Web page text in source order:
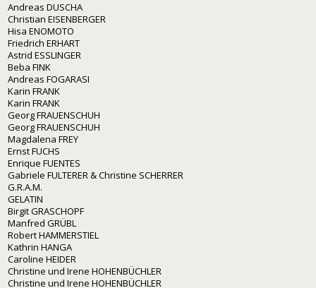
Andreas DUSCHA
Christian EISENBERGER
Hisa ENOMOTO
Friedrich ERHART
Astrid ESSLINGER
Beba FINK
Andreas FOGARASI
Karin FRANK
Karin FRANK
Georg FRAUENSCHUH
Georg FRAUENSCHUH
Magdalena FREY
Ernst FUCHS
Enrique FUENTES
Gabriele FULTERER & Christine SCHERRER
G.R.A.M.
GELATIN
Birgit GRASCHOPF
Manfred GRÜBL
Robert HAMMERSTIEL
Kathrin HANGA
Caroline HEIDER
Christine und Irene HOHENBÜCHLER
Christine und Irene HOHENBÜCHLER